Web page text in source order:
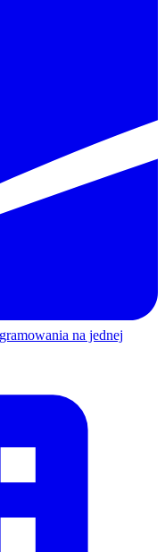
na jednej